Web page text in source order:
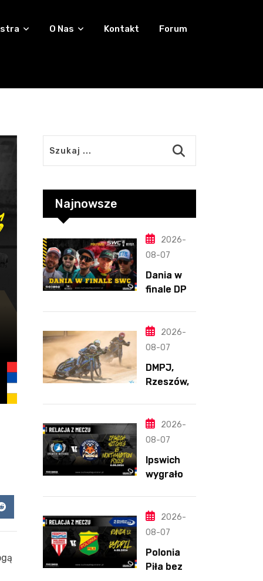
O Nas Kontakt Forum
Reddit
Najnowsze
2026-
08-07
Dania w
finale DPŚ.
przebieg
półfinału
Bikernieku
2026-
08-07
DMPJ,
Rzeszów,
wa,
5.06.2026
2026-
08-07
Ipswich
wygrało z
pomimo
straty
Kosmiczny
mecz
2026-
08-07
Polonia
Piła bez